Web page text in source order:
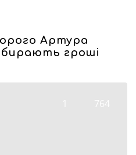
Артура
гроші
764